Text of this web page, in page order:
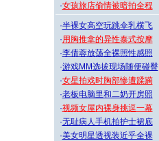
·女孩旅店偷情被暗拍全程
·半裸女高空玩跳伞乳横飞
·用胸推拿的异性泰式按摩
·李倩蓉放荡全裸照性感照
·游戏MM选拔现场随便碰臀
·女星拍戏时胸部惨遭蹂躏
·老板电脑里和二奶开房照
·视频女屋内裸身挑逗一幕
·无耻病人手机拍护士裙底
·美女明星透视装近乎全裸